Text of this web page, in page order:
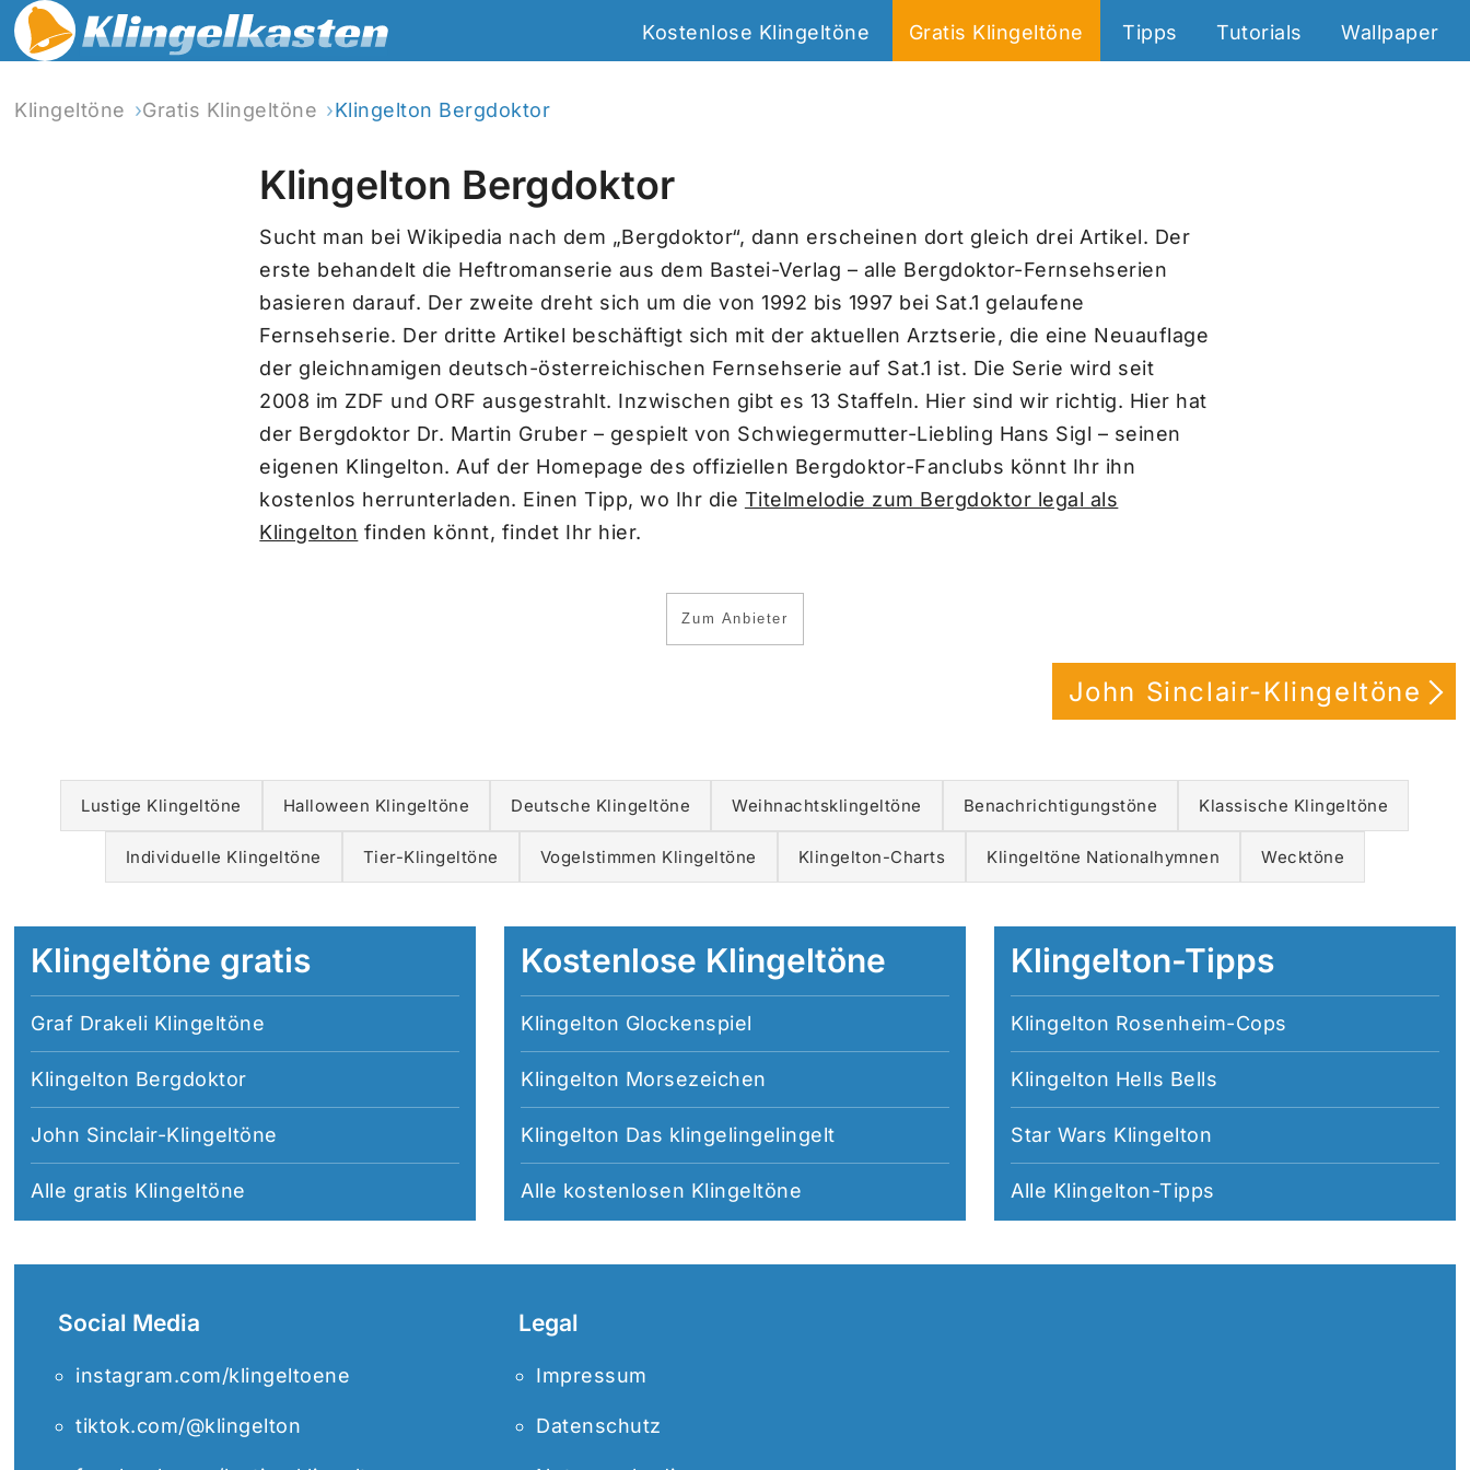
Kostenlose Klingeltöne Gratis Klingeltöne Tipps Tutorials Wallpaper
Klingeltöne Gratis Klingeltöne Klingelton Bergdoktor
Klingelton Bergdoktor
Sucht man bei Wikipedia nach dem „Bergdoktor“, dann erscheinen dort gleich drei Artikel. Der
erste behandelt die Heftromanserie aus dem Bastei-Verlag – alle Bergdoktor-Fernsehserien
basieren darauf. Der zweite dreht sich um die von 1992 bis 1997 bei Sat.1 gelaufene
Fernsehserie. Der dritte Artikel beschäftigt sich mit der aktuellen Arztserie, die eine Neuauflage
der gleichnamigen deutsch-österreichischen Fernsehserie auf Sat.1 ist. Die Serie wird seit
2008 im ZDF und ORF ausgestrahlt. Inzwischen gibt es 13 Staffeln. Hier sind wir richtig. Hier hat
der Bergdoktor Dr. Martin Gruber – gespielt von Schwiegermutter-Liebling Hans Sigl – seinen
eigenen Klingelton. Auf der Homepage des offiziellen Bergdoktor-Fanclubs könnt Ihr ihn
kostenlos herrunterladen. Einen Tipp, wo Ihr die Titelmelodie zum Bergdoktor legal als
Klingelton finden könnt, findet Ihr hier.
Zum Anbieter
John Sinclair-Klingeltöne
Lustige Klingeltöne Halloween Klingeltöne Deutsche Klingeltöne Weihnachtsklingeltöne Benachrichtigungstöne Klassische Klingeltöne
Individuelle Klingeltöne Tier-Klingeltöne Vogelstimmen Klingeltöne Klingelton-Charts Klingeltöne Nationalhymnen Wecktöne
Klingeltöne gratis
Graf Drakeli Klingeltöne
Klingelton Bergdoktor
John Sinclair-Klingeltöne
Alle gratis Klingeltöne
Kostenlose Klingeltöne
Klingelton Glockenspiel
Klingelton Morsezeichen
Klingelton Das klingelingelingelt
Alle kostenlosen Klingeltöne
Klingelton-Tipps
Klingelton Rosenheim-Cops
Klingelton Hells Bells
Star Wars Klingelton
Alle Klingelton-Tipps
Social Media
instagram.com/klingeltoene
tiktok.com/@klingelton
Legal
Impressum
Datenschutz